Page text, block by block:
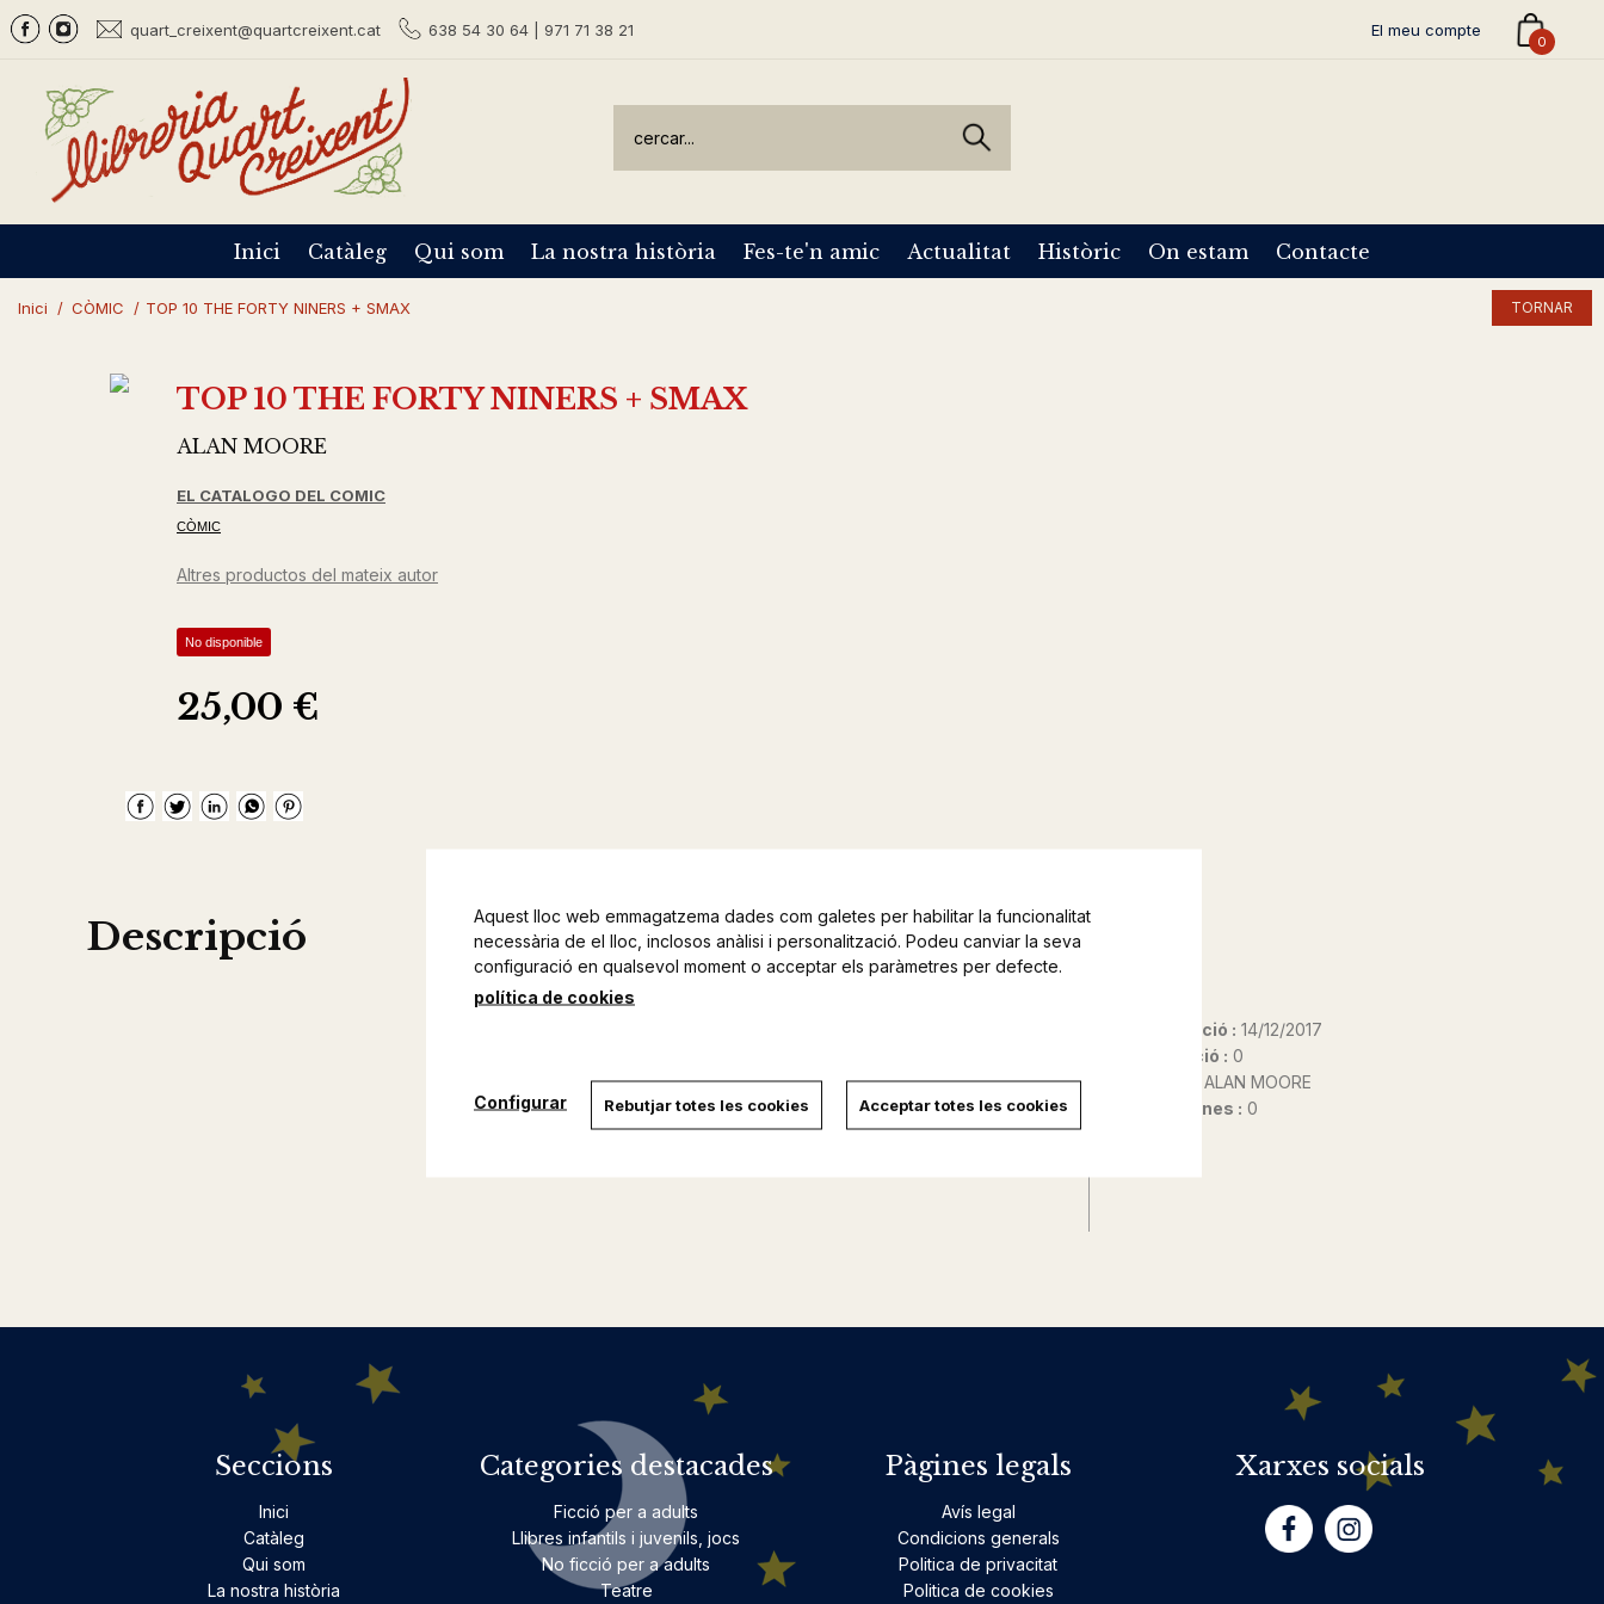
quart_creixent@quartcreixent.cat 638 54 30 64 | 971 71 38 21 El meu compte
0
Inici Catàleg Qui som La nostra història Fes-te'n amic Actualitat Històric On estam Contacte
Inici / CÒMIC / TOP 10 THE FORTY NINERS + SMAX TORNAR
TOP 10 THE FORTY NINERS + SMAX
ALAN MOORE
EL CATALOGO DEL COMIC
CÒMIC
Altres productos del mateix autor
No disponible
25,00 €
Descripció
Data d'edició : 14/12/2017
Any d'edició : 0
ALAN MOORE
Nº de pàgines : 0
Seccions
Inici
Catàleg
Qui som
La nostra història
Categories destacades
Ficció per a adults
Llibres infantils i juvenils, jocs
No ficció per a adults
Teatre
Pàgines legals
Avís legal
Condicions generals
Politica de privacitat
Politica de cookies
Xarxes socials
Aquest lloc web emmagatzema dades com galetes per habilitar la funcionalitat
necessària de el lloc, inclosos anàlisi i personalització. Podeu canviar la seva
configuració en qualsevol moment o acceptar els paràmetres per defecte.
política de cookies
Configurar Rebutjar totes les cookies Acceptar totes les cookies